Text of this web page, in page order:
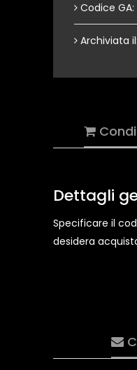
Codice GA:
Archiviata il:
Dettagli
Specificare il
desidera